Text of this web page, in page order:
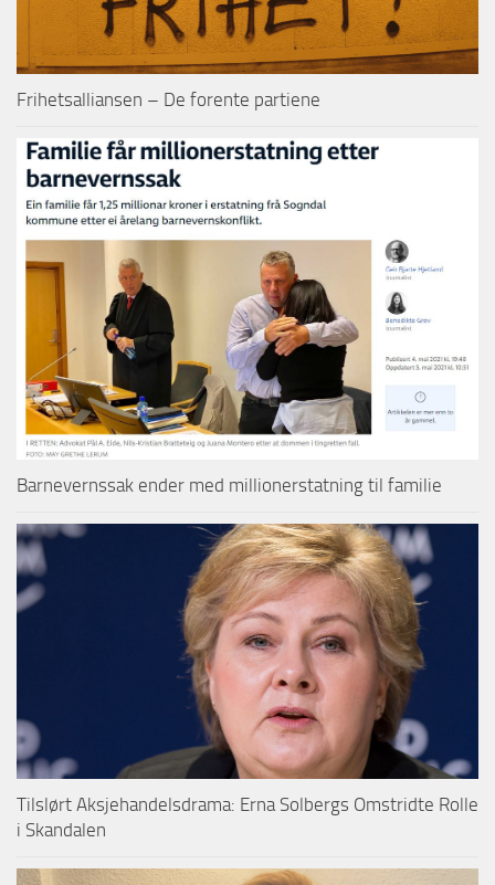
Frihetsalliansen – De forente partiene
Barnevernssak ender med millionerstatning til familie
Tilslørt Aksjehandelsdrama: Erna Solbergs Omstridte Rolle
i Skandalen